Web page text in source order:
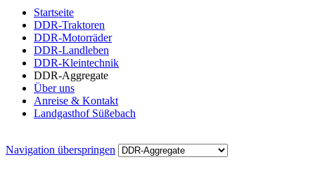
Startseite
DDR-Traktoren
DDR-Motorräder
DDR-Landleben
DDR-Kleintechnik
DDR-Aggregate
Über uns
Anreise & Kontakt
Landgasthof Süßebach
Navigation überspringen